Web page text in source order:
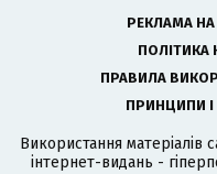
РЕКЛАМА НА
ПОЛІТИКА
ПРАВИЛА
ПРИНЦИПИ
Використання матеріалів
інтернет-видань -